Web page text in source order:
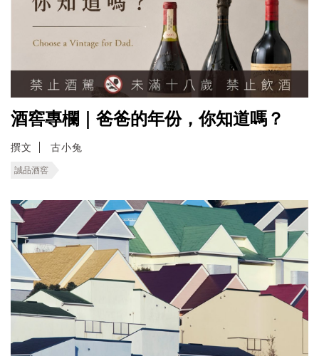
酒窖專欄｜爸爸的年份，你知道嗎？
撰文 古小兔
誠品酒窖